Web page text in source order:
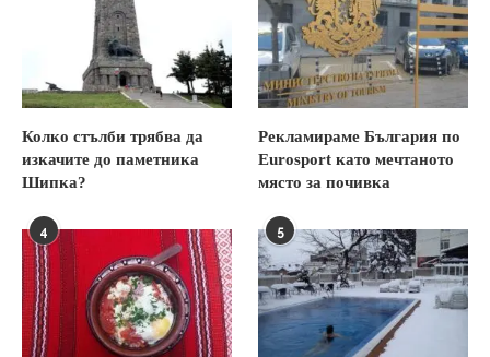
Колко стълби трябва да
изкачите до паметника
Шипка?
Рекламираме България по
Eurosport като мечтаното
място за почивка
4 5